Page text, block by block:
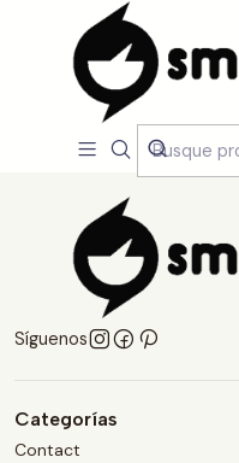
Términos y Condiciones
Términos
Síguenos
Categorías
Contact